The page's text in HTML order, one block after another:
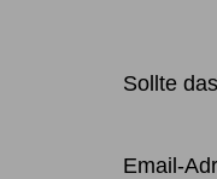
Sollte
Email-